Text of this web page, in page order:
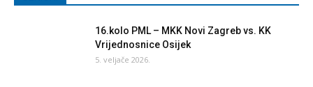
16.kolo PML – MKK Novi Zagreb vs. KK
Vrijednosnice Osijek
5. veljače 2026.